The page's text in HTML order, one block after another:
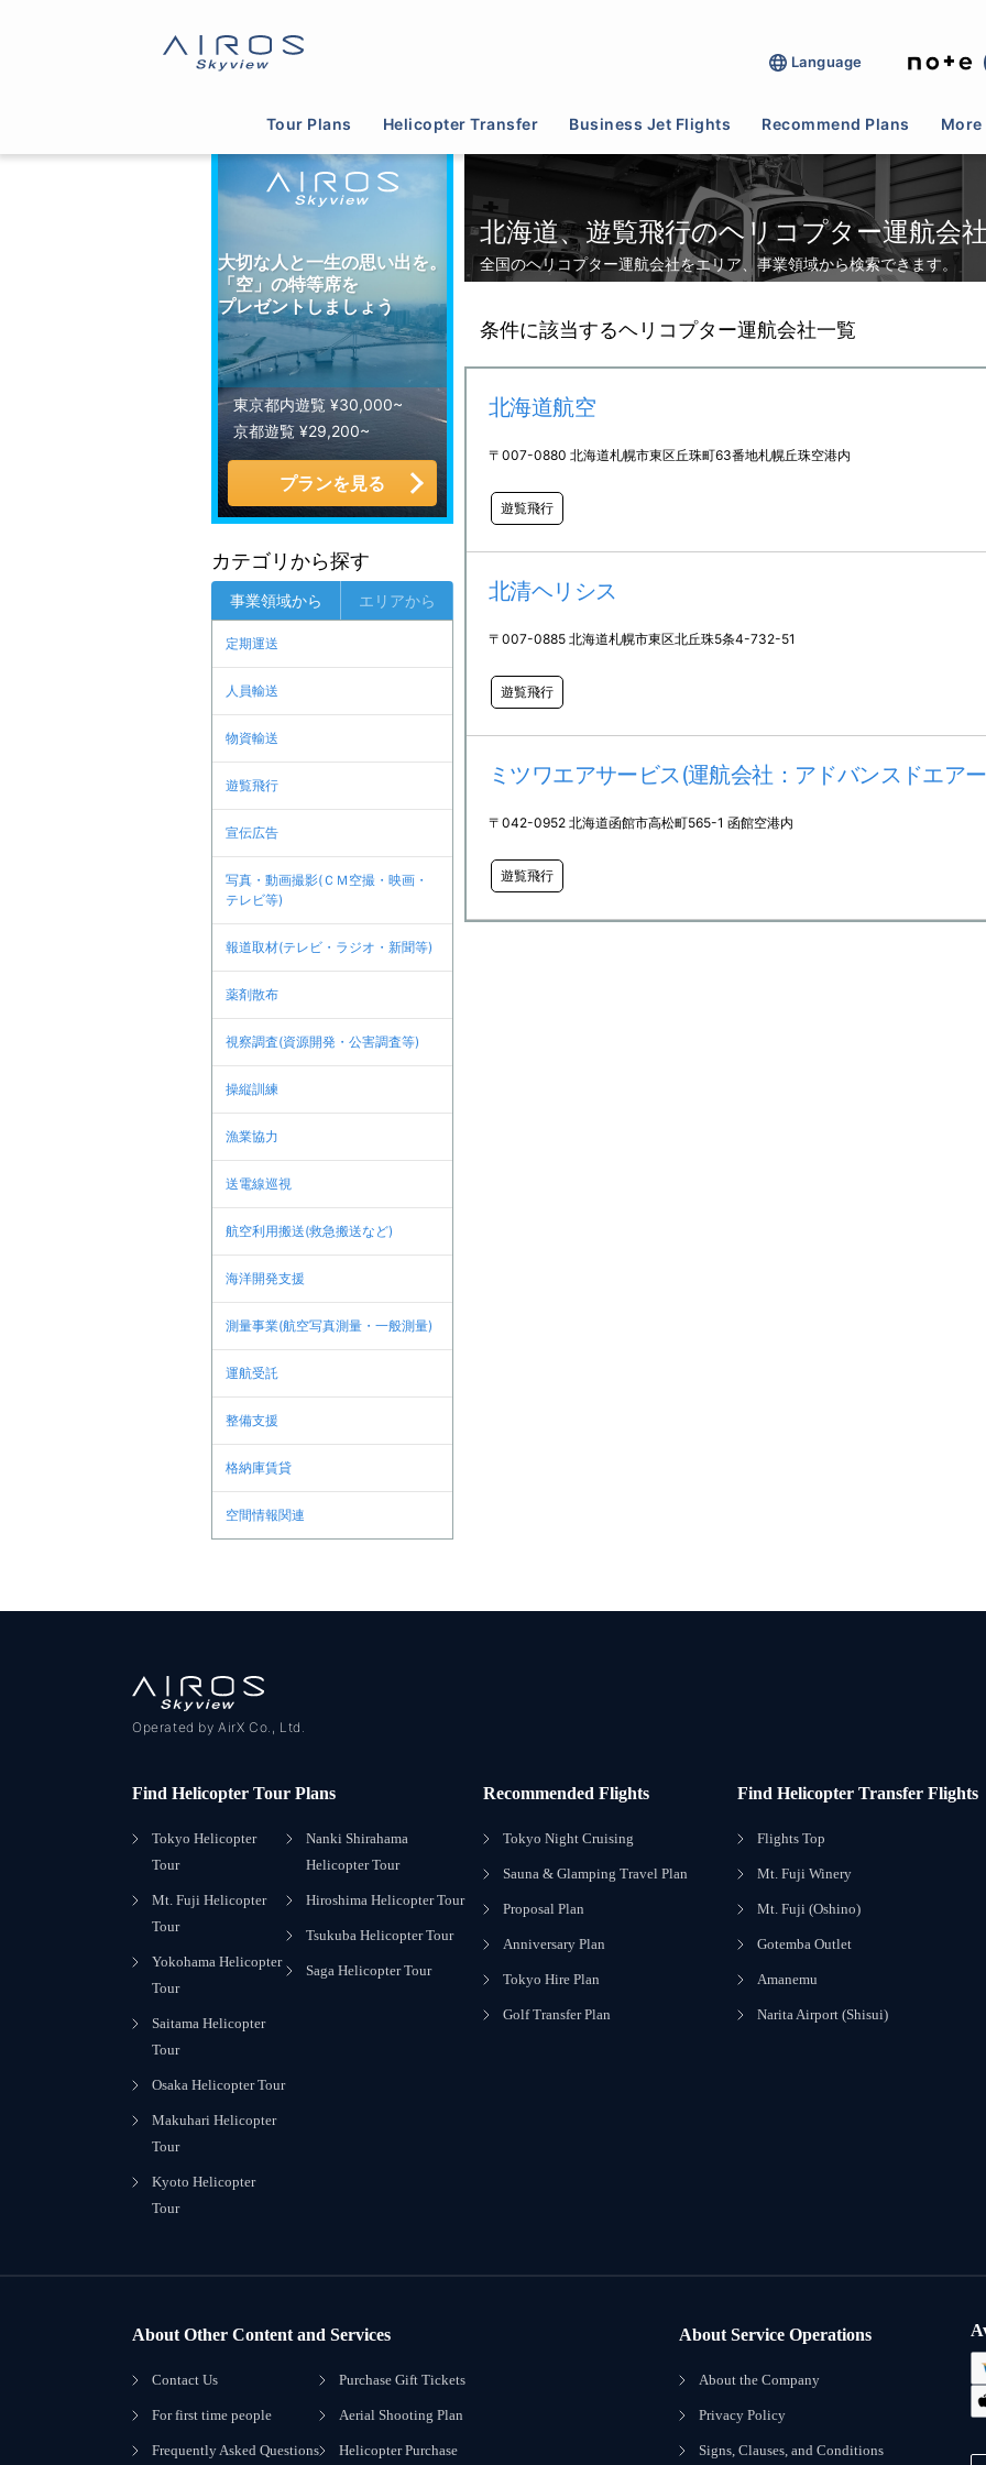
Language
Tour Plans Helicopter Transfer Business Jet Flights Recommend Plans
大切な人と一生の思い出を。
「空」の特等席を
プレゼントしましょう
東京都内遊覧 ¥30,000~
京都遊覧 ¥29,200~
プランを見る
カテゴリから探す
事業領域から エリアから
定期運送
人員輸送
物資輸送
遊覧飛行
宣伝広告
写真・動画撮影(ＣＭ空撮・映画・
テレビ等)
報道取材(テレビ・ラジオ・新聞等)
薬剤散布
視察調査(資源開発・公害調査等)
操縦訓練
漁業協力
送電線巡視
航空利用搬送(救急搬送など)
海洋開発支援
測量事業(航空写真測量・一般測量)
運航受託
整備支援
格納庫賃貸
空間情報関連
北海道、遊覧飛行のヘリコプター運航会
全国のヘリコプター運航会社をエリア、事業領域から検索できます。
条件に該当するヘリコプター運航会社一覧
北海道航空
〒007-0880 北海道札幌市東区丘珠町63番地札幌丘珠空港内
遊覧飛行
北清ヘリシス
〒007-0885 北海道札幌市東区北丘珠5条4-732-51
遊覧飛行
ミツワエアサービス(運航会社：アドバンスドエア
〒042-0952 北海道函館市高松町565-1 函館空港内
遊覧飛行
Operated by AirX Co., Ltd.
Find Helicopter Tour Plans
Tokyo Helicopter
Tour
Mt. Fuji Helicopter
Tour
Yokohama Helicopter
Tour
Saitama Helicopter
Tour
Osaka Helicopter Tour
Makuhari Helicopter
Tour
Kyoto Helicopter
Tour
Nanki Shirahama
Helicopter Tour
Hiroshima Helicopter Tour
Tsukuba Helicopter Tour
Saga Helicopter Tour
Recommended Flights
Tokyo Night Cruising
Sauna & Glamping Travel Plan
Proposal Plan
Anniversary Plan
Tokyo Hire Plan
Golf Transfer Plan
Find Helicopter Transfer Flights
Flights Top
Mt. Fuji Winery
Mt. Fuji (Oshino)
Gotemba Outlet
Amanemu
Narita Airport (Shisui)
About Other Content and Services
Contact Us
For first time people
Frequently Asked Questions
Purchase Gift Tickets
Aerial Shooting Plan
Helicopter Purchase
About Service Operations
About the Company
Privacy Policy
Signs, Clauses, and Conditions